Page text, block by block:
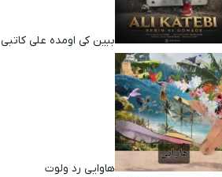
ببین کی اومده علی کاتبی
هاوایی رد ولوت